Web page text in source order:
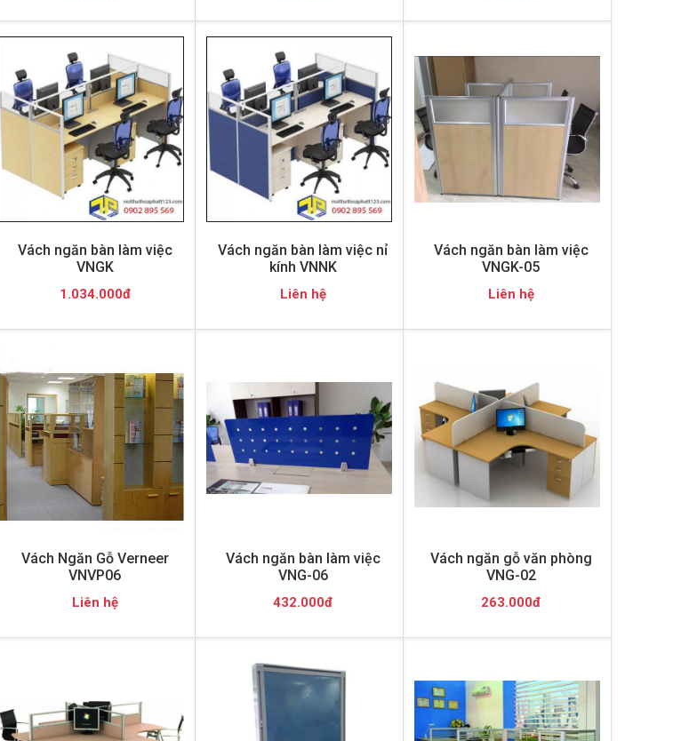
Vách ngăn bàn làm việc
VNGK
1.034.000đ
Vách ngăn bàn làm việc nỉ
kính VNNK
Liên hệ
Vách ngăn bàn làm việc
VNGK-05
Liên hệ
Vách Ngăn Gỗ Verneer
VNVP06
Liên hệ
Vách ngăn bàn làm việc
VNG-06
432.000đ
Vách ngăn gỗ văn phòng
VNG-02
263.000đ